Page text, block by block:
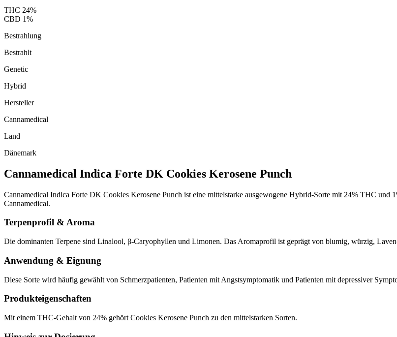
THC 24%
CBD 1%
Bestrahlung
Bestrahlt
Genetic
Hybrid
Hersteller
Cannamedical
Land
Dänemark
Cannamedical Indica Forte DK Cookies Kerosene Punch
Cannamedical Indica Forte DK Cookies Kerosene Punch ist eine mittelstarke ausgewogene Hybrid-Sorte mit 24% THC und
Cannamedical.
Terpenprofil & Aroma
Die dominanten Terpene sind Linalool, β-Caryophyllen und Limonen. Das Aromaprofil ist geprägt von blumig, würzig,
Anwendung & Eignung
Diese Sorte wird häufig gewählt von Schmerzpatienten, Patienten mit Angstsymptomatik und Patienten mit depressiver
Produkteigenschaften
Mit einem THC-Gehalt von 24% gehört Cookies Kerosene Punch zu den mittelstarken Sorten.